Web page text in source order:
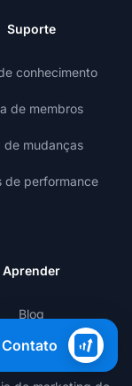
Suporte
conhecimento
de membros
de mudanças
de performance
Aprender
Blog
Templates
Contato